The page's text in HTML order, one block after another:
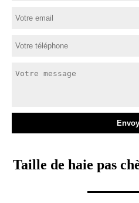
Taille de haie pas